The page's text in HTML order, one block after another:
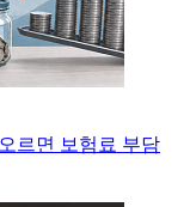
르면 보험료 부담